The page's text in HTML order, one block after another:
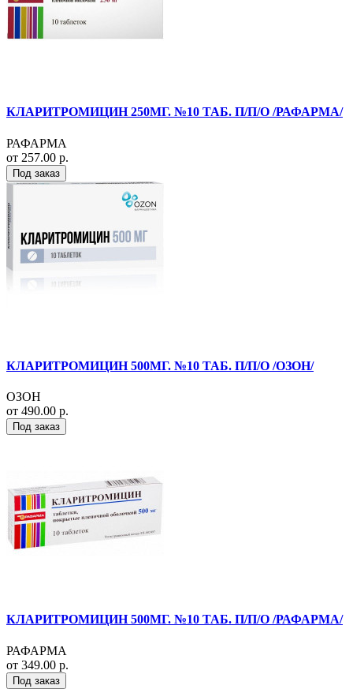
КЛАРИТРОМИЦИН 250МГ. №10 ТАБ. П/П/О /РАФАРМА/
РАФАРМА
от 257.00 р.
Под заказ
КЛАРИТРОМИЦИН 500МГ. №10 ТАБ. П/П/О /ОЗОН/
ОЗОН
от 490.00 р.
Под заказ
КЛАРИТРОМИЦИН 500МГ. №10 ТАБ. П/П/О /РАФАРМА/
РАФАРМА
от 349.00 р.
Под заказ